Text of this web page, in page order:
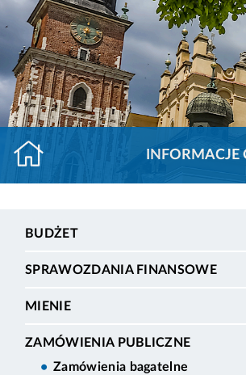
INFORMACJE
BUDŻET
SPRAWOZDANIA FINANSOWE
MIENIE
ZAMÓWIENIA PUBLICZNE
Zamówienia bagatelne